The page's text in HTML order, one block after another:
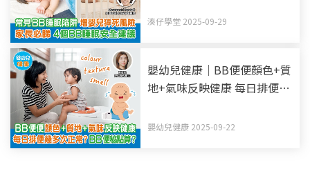
湊仔學堂 2025-09-29
嬰幼兒健康｜BB便便顏色+質
地+氣味反映健康 每日排便幾
嬰幼兒健康 2025-09-22